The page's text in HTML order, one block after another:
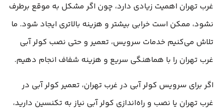
غرب تهران اهمیت زیادی دارد، چون اگر مشکل به موقع برطرف
نشود، ممکن است خرابی بیشتر و هزینه بالاتری ایجاد شود. ما
تلاش می‌کنیم خدمات سرویس، تعمیر و حتی نصب کولر آبی
غرب تهران را با هماهنگی سریع و هزینه شفاف انجام دهیم.
اگر برای سرویس کولر آبی در غرب تهران، تعمیر کولر آبی در
غرب تهران یا نصب و راه‌اندازی کولر آبی نیاز به تکنسین دارید،